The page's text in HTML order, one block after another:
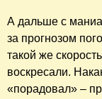
А дальше с
за прогнозом
такой же
воскресали.
«порадовал» –